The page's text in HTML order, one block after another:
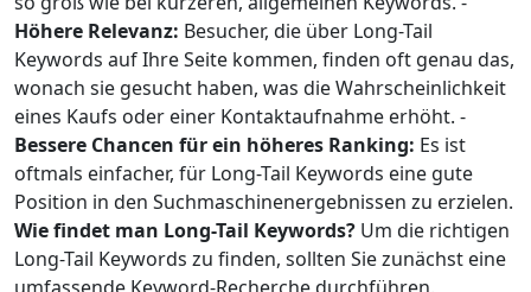
Höhere Relevanz: Besucher, die über Long-Tail
Keywords auf Ihre Seite kommen, finden oft genau das,
wonach sie gesucht haben, was die Wahrscheinlichkeit
eines Kaufs oder einer Kontaktaufnahme erhöht. -
Bessere Chancen für ein höheres Ranking: Es ist
oftmals einfacher, für Long-Tail Keywords eine gute
Position in den Suchmaschinenergebnissen zu erzielen.
Wie findet man Long-Tail Keywords? Um die richtigen
Long-Tail Keywords zu finden, sollten Sie zunächst eine